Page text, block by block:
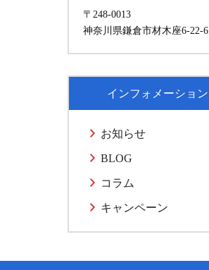
〒248-0013
神奈川県鎌倉市材木座6-22-6
インフォメーション
お知らせ
BLOG
コラム
キャンペーン